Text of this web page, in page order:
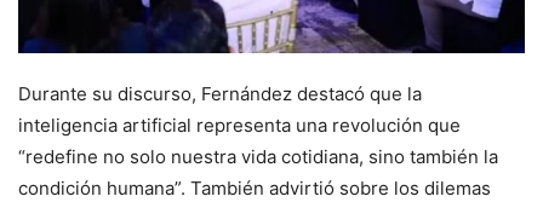
Durante su discurso, Fernández destacó que la
inteligencia artificial representa una revolución que
“redefine no solo nuestra vida cotidiana, sino también la
condición humana”. También advirtió sobre los dilemas